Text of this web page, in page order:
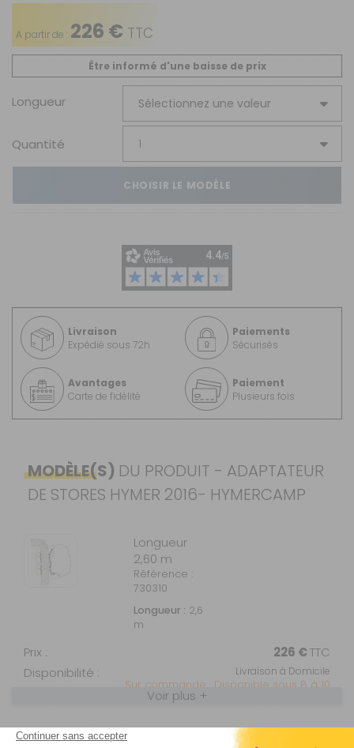
A partir de : 226 € TTC
Être informé d'une baisse de prix
Longueur
Quantité
CHOISIR LE MODÈLE
Livraison
Expédié sous 72h
Paiements
Sécurisés
Avantages
Carte de fidélité
Paiement
Plusieurs fois
MODÈLE(S) DU PRODUIT - ADAPTATEUR
DE STORES HYMER 2016- HYMERCAMP
Longueur
2,60 m
Référence :
730310
Longueur : 2,6
m
Prix : 226 €TTC
Disponibilité :
Livraison à Domicile
Sur commande : Disponible sous 8 à 10
Sur commande
Contactez-nous au
Voir plus +